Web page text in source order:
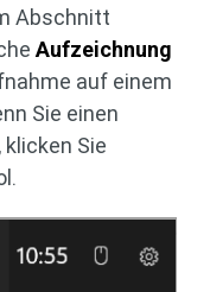
Abschnitt
Aufzeichnung
auf einem
Sie einen
Sie